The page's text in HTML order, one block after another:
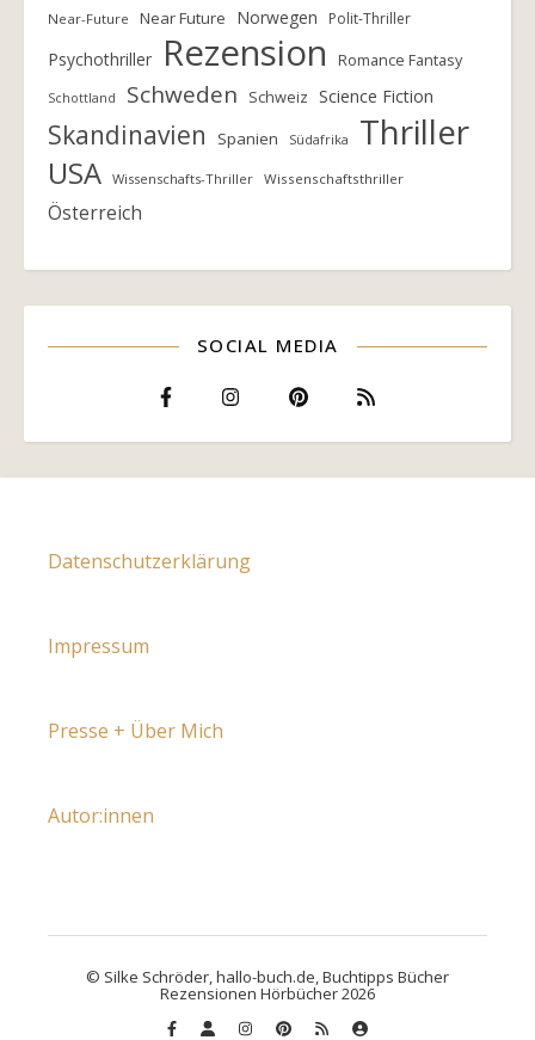
Near-Future Near Future Norwegen Polit-Thriller
Psychothriller Rezension Romance Fantasy
Schottland Schweden Schweiz Science Fiction
Skandinavien Spanien Südafrika Thriller
USA Wissenschafts-Thriller Wissenschaftsthriller
Österreich
SOCIAL MEDIA
Datenschutzerklärung
Impressum
Presse + Über Mich
Autor:innen
© Silke Schröder, hallo-buch.de, Buchtipps Bücher
Rezensionen Hörbücher 2026